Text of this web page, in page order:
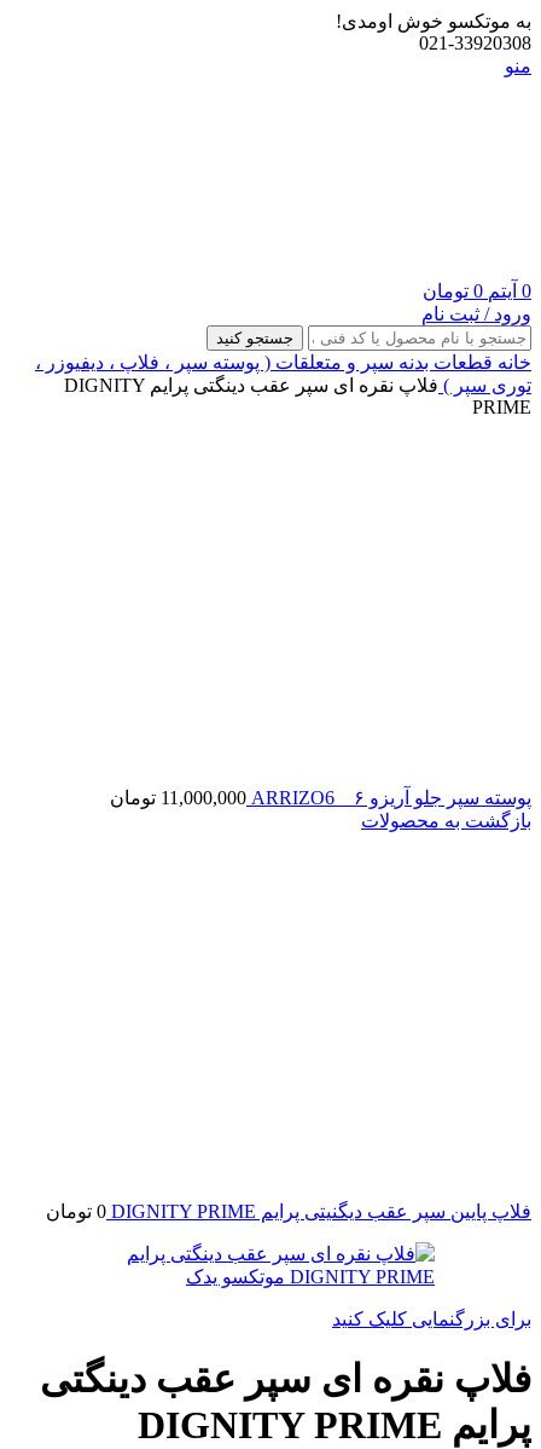
به موتکسو خوش اومدی!
021-33920308
منو
0 آیتم 0 تومان
ورود / ثبت نام
جستجو کنید
خانه قطعات بدنه سپر و متعلقات ( پوسته سپر ، فلاپ ، دیفیوزر ،
توری سپر )
فلاپ نقره ای سپر عقب دینگتی پرایم DIGNITY
PRIME
پوسته سپر جلو آریزو ۶ _ ARRIZO6 11,000,000 تومان
بازگشت به محصولات
فلاپ پایین سپر عقب دیگنیتی پرایم DIGNITY PRIME 0 تومان
برای بزرگنمایی کلیک کنید
فلاپ نقره ای سپر عقب دینگتی
پرایم DIGNITY PRIME